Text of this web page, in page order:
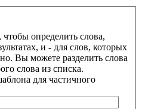
, чтобы определить слова,
и - для слов, которых
Вы можете разделить слова
слова из списка.
для частичного